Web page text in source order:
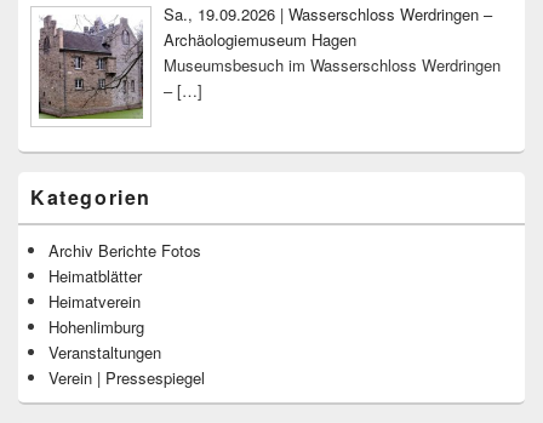
Sa., 19.09.2026 | Wasserschloss Werdringen –
Archäologiemuseum Hagen
Museumsbesuch im Wasserschloss Werdringen
–[…]
Kategorien
Archiv Berichte Fotos
Heimatblätter
Heimatverein
Hohenlimburg
Veranstaltungen
Verein | Pressespiegel